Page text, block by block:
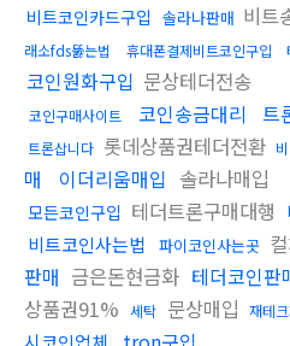
비트코인카드구입 솔라나판매 비트
래소fds뚫는법
휴대폰결제비트코인구입
코인원화구입 문상테더전송
코인구매사이트 코인송금대리 트
트론삽니다 롯데상품권테더전환
매
이더리움매입 솔라나매입
모든코인구입 테더트론구매대행
비트코인사는법
파이코인사는곳
판매 금은돈현금화 테더코인판
상품권91% 세탁 문상매입 재테